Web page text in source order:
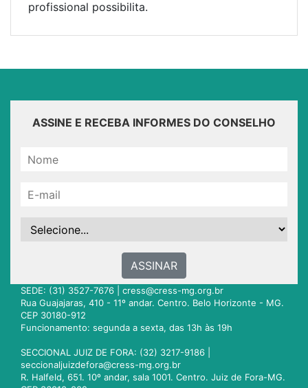
profissional possibilita.
ASSINE E RECEBA INFORMES DO CONSELHO
ASSINAR
SEDE: (31) 3527-7676 | cress@cress-mg.org.br
Rua Guajajaras, 410 - 11º andar. Centro. Belo Horizonte - MG.
CEP 30180-912
Funcionamento: segunda a sexta, das 13h às 19h
SECCIONAL JUIZ DE FORA: (32) 3217-9186 |
seccionaljuizdefora@cress-mg.org.br
R. Halfeld, 651. 10º andar, sala 1001. Centro. Juiz de Fora-MG.